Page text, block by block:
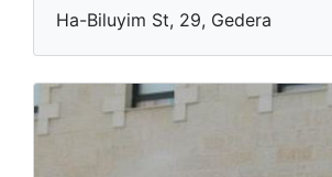
Ha-Biluyim St, 29, Gedera